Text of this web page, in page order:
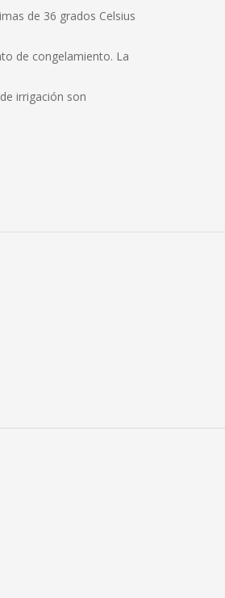
de 36 grados Celsius
de congelamiento. La
irrigación son